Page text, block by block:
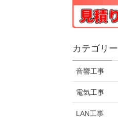
カテゴリー
音響工事
電気工事
LAN工事